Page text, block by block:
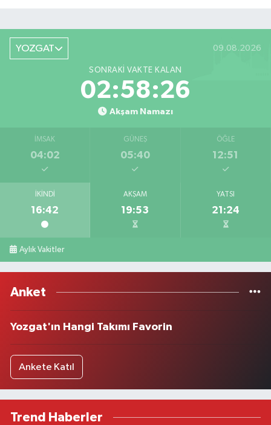
YOZGAT 09.08.2026
SONRAKI VAKTE KALAN
02:58:26
Akşam Namazı
İMSAK
04:02
GÜNEŞ
05:40
ÖĞLE
12:51
İKINDI
16:42
AKŞAM
19:53
YATSI
21:24
Aylık Vakitler
Anket
Yozgat'ın Hangi Takımı Favorin
Ankete Katıl
Trend Haberler